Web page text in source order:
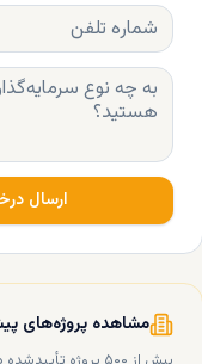
ارسال
مشاهده پروژه‌های